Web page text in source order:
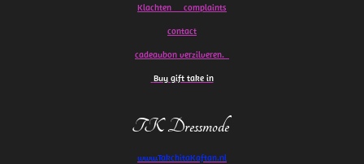
Klachten complaints
contact
cadeaubon verzilveren.
Buy gift take in
TK Dressmode
www.TakchitaKaftan.nl